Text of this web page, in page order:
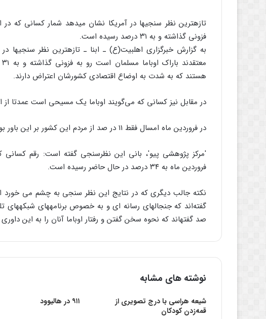
تازه‏ترین نظر سنجی‏ها در آمریکا نشان می‏دهد شمار کسانی که
فزونی گذاشته و به ۳۱ درصد رسیده است.
به گزارش خبرگزاری اهل‏بیت(ع) ـ ابنا ـ تازه‏ترین نظر سنجی‏ها
هستند که به شدت به اوضاع اقتصادی کشورشان اعتراض دارند.
در مقابل نیز کسانی که می‌گویند اوباما یک مسیحی است عمدتا
در فروردین ماه امسال فقط ۱۱ در صد از مردم این کشور بر این باور بودند که رییس جمهورشان یک مسلمان است.
فروردین ماه به ۳۴ درصد در حال حاضر رسیده است.
صد گفته‏اند که نحوه سخن گفتن و رفتار اوباما آنان را به این
نوشته های مشابه
شیعه هراسی با درج تصویری از
قمه‌زدن کودکان
۹۱۱ در هالیوود